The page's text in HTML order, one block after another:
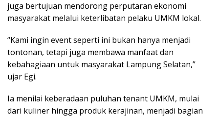
juga bertujuan mendorong perputaran ekonomi
masyarakat melalui keterlibatan pelaku UMKM lokal.
“Kami ingin event seperti ini bukan hanya menjadi
tontonan, tetapi juga membawa manfaat dan
kebahagiaan untuk masyarakat Lampung Selatan,”
ujar Egi.
Ia menilai keberadaan puluhan tenant UMKM, mulai
dari kuliner hingga produk kerajinan, menjadi bagian